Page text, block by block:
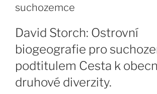
suchozemce
David Storch: Ostrovní
biogeografie pro
podtitulem Cesta k
druhové diverzity.